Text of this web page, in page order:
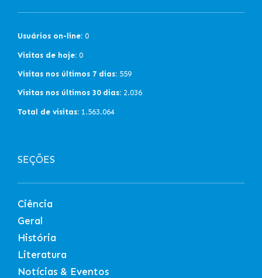
Usuários on-line: 0
Visitas de hoje: 0
Visitas nos últimos 7 dias: 559
Visitas nos últimos 30 dias: 2.036
Total de visitas: 1.563.064
SEÇÕES
Ciência
Geral
História
Literatura
Notícias & Eventos